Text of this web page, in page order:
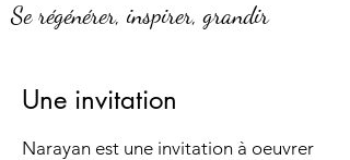
Se régénérer, inspirer, grandir
Une invitation
Narayan est une invitation à oeuvrer